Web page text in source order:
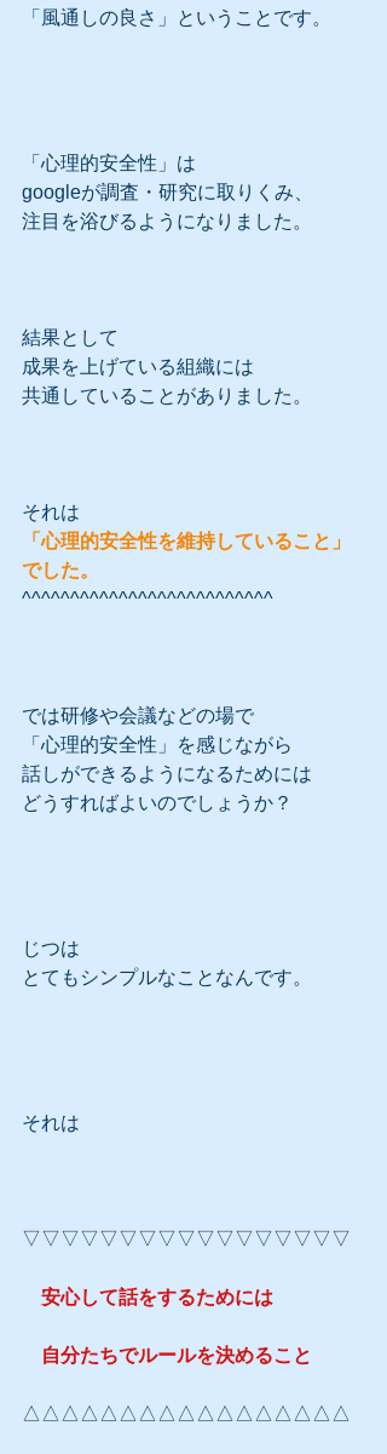
「風通しの良さ」ということです。
「心理的安全性」は
googleが調査・研究に取りくみ、
注目を浴びるようになりました。
結果として
成果を上げている組織には
共通していることがありました。
それは
「心理的安全性を維持していること」
でした。
^^^^^^^^^^^^^^^^^^^^^^^^^^
では研修や会議などの場で
「心理的安全性」を感じながら
話しができるようになるためには
どうすればよいのでしょうか？
じつは
とてもシンプルなことなんです。
それは
▽▽▽▽▽▽▽▽▽▽▽▽▽▽▽▽▽
安心して話をするためには
自分たちでルールを決めること
△△△△△△△△△△△△△△△△△